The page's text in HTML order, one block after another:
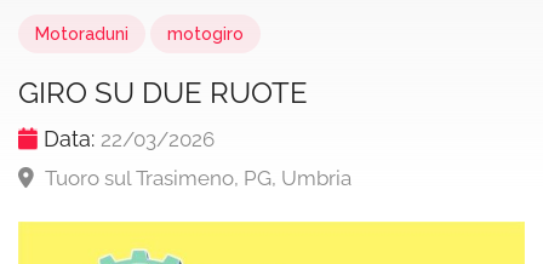
Motoraduni motogiro
GIRO SU DUE RUOTE
Data: 22/03/2026
Tuoro sul Trasimeno, PG, Umbria